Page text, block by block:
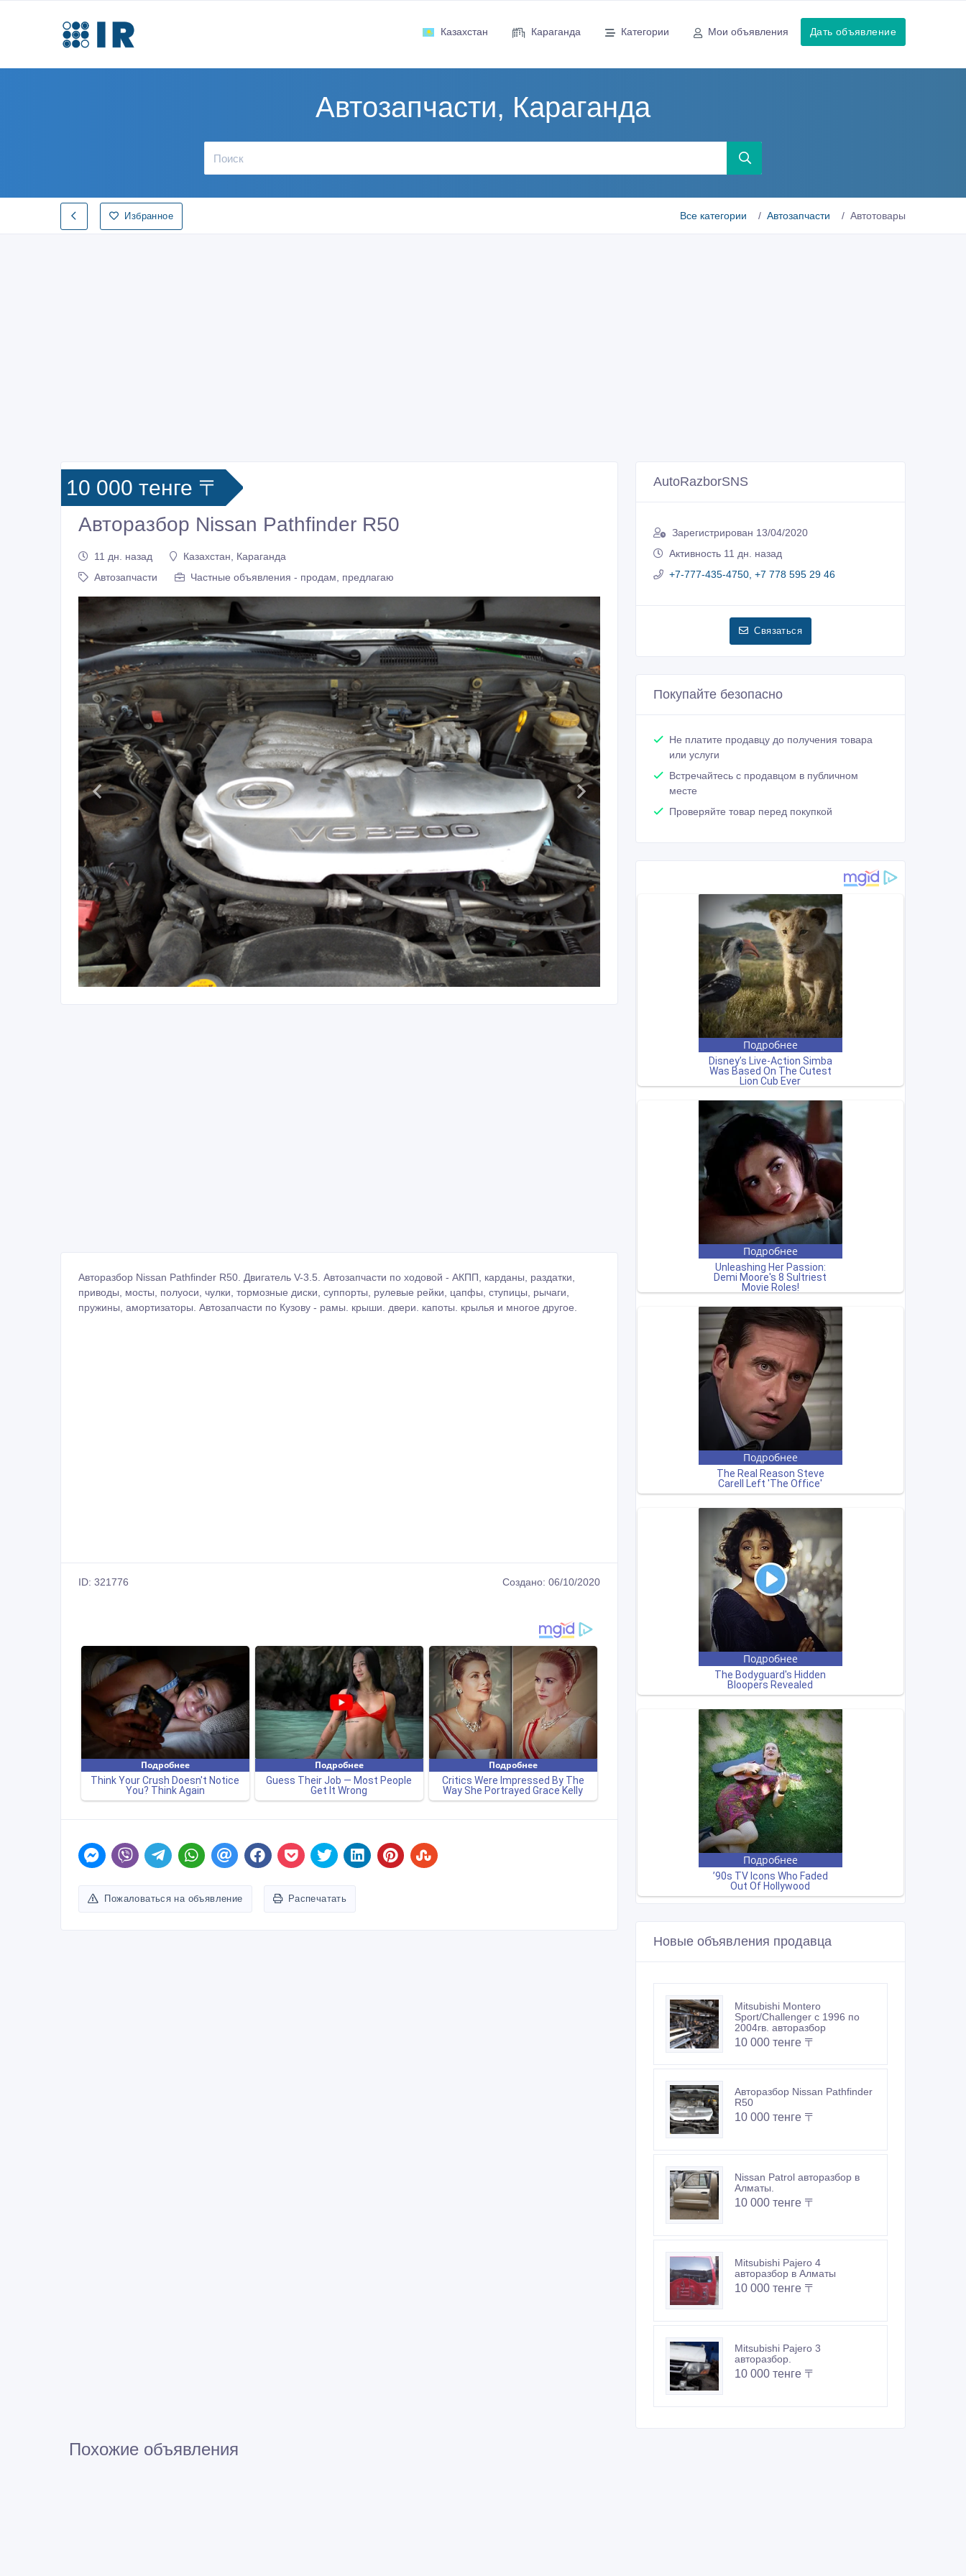
Казахстан Караганда Категории Мои объявления Дать объявление
Автозапчасти, Караганда
Избранное Все категории Автозапчасти Автотовары
10 000 тенге 〒
Авторазбор Nissan Pathfinder R50
11 дн. назад
Казахстан, Караганда
Автозапчасти
Частные объявления - продам, предлагаю
Авторазбор Nissan Pathfinder R50. Двигатель V-3.5. Автозапчасти по ходовой - АКПП, карданы, раздатки,
приводы, мосты, полуоси, чулки, тормозные диски, суппорты, рулевые рейки, цапфы, ступицы, рычаги,
пружины, амортизаторы. Автозапчасти по Кузову - рамы. крыши. двери. капоты. крылья и многое другое.
ID: 321776 Создано: 06/10/2020
Пожаловаться на объявление Распечатать
AutoRazborSNS
Зарегистрирован 13/04/2020
Активность 11 дн. назад
+7-777-435-4750, +7 778 595 29 46
Связаться
Покупайте безопасно
Не платите продавцу до получения товара
или услуги
Встречайтесь с продавцом в публичном
месте
Проверяйте товар перед покупкой
Новые объявления продавца
Mitsubishi Montero
Sport/Challenger с 1996 по
2004гв. авторазбор
10 000 тенге 〒
Авторазбор Nissan Pathfinder
R50
10 000 тенге 〒
Nissan Patrol авторазбор в
Алматы.
10 000 тенге 〒
Mitsubishi Pajero 4
авторазбор в Алматы
10 000 тенге 〒
Mitsubishi Pajero 3
авторазбор.
10 000 тенге 〒
Похожие объявления